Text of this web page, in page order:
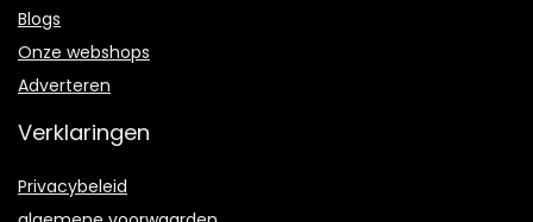
Blogs
Onze webshops
Adverteren
Verklaringen
Privacybeleid